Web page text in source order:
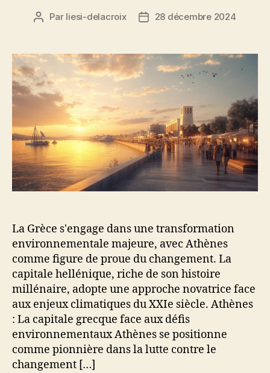
Auteur
Par liesi-delacroix
Date28 décembre 2024
La Grèce s'engage dans une transformation
environnementale majeure, avec Athènes
comme figure de proue du changement. La
capitale hellénique, riche de son histoire
millénaire, adopte une approche novatrice face
aux enjeux climatiques du XXIe siècle. Athènes
: La capitale grecque face aux défis
environnementaux Athènes se positionne
comme pionnière dans la lutte contre le
changement […]